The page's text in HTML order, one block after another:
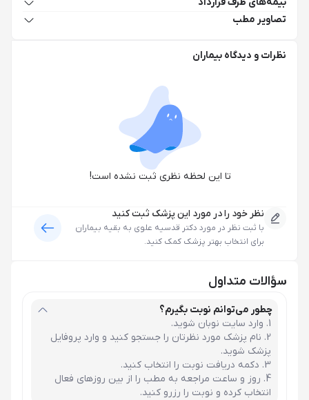
تصاویر مطب
نظرات و دیدگاه بیماران
تا این لحظه نظری ثبت نشده است!
نظر خود را در مورد این پزشک ثبت کنید
با ثبت نظر در مورد دکتر قدسیه علوی به بقیه بیماران
برای انتخاب بهتر پزشک کمک کنید.
سؤالات متداول
چطور می‌توانم نوبت بگیرم؟
وارد سایت نوبان شوید.
نام پزشک مورد نظرتان را جستجو کنید و وارد پروفایل
پزشک شوید.
دکمه دریافت نوبت را انتخاب کنید.
روز و ساعت مراجعه به مطب را از بین روزهای فعال
انتخاب کرده و نوبت را رزرو کنید.